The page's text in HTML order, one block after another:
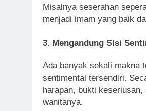
Misalnya seserahan
menjadi imam yang baik
3. Mengandung Sisi
Ada banyak sekali makna
sentimental tersendiri.
harapan, bukti
wanitanya.